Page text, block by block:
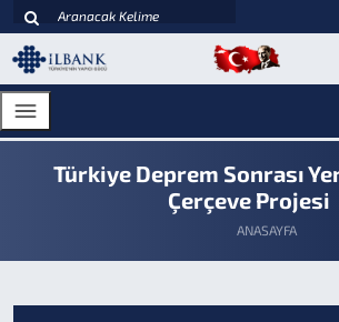
Türkiye Deprem Sonrası
Çerçeve Projesi
ANASAYFA